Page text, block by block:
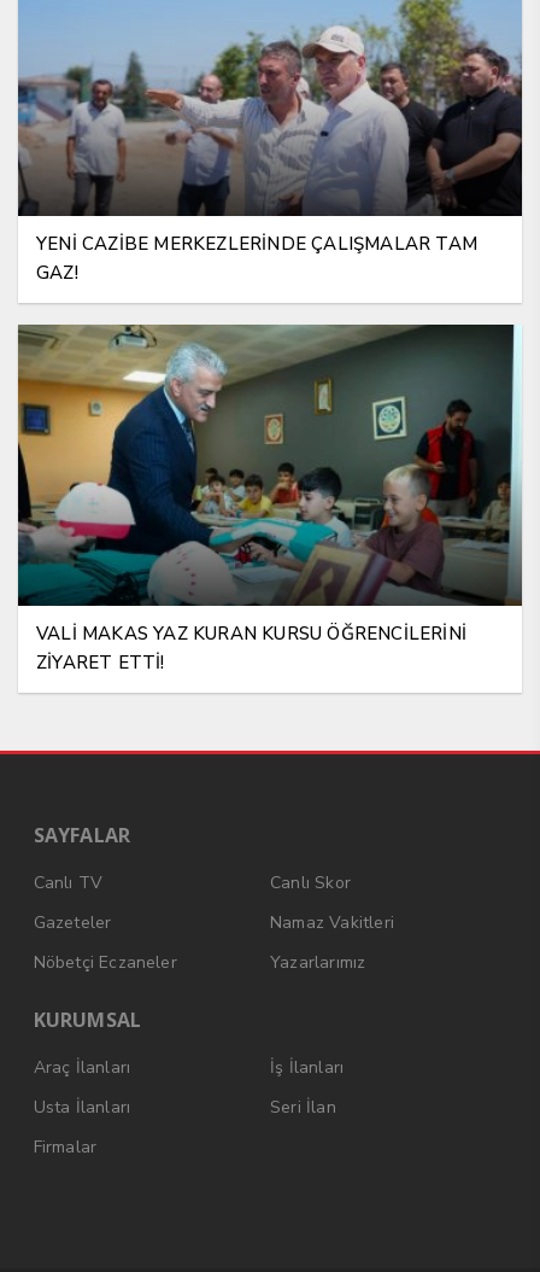
YENİ CAZİBE MERKEZLERİNDE ÇALIŞMALAR TAM
GAZ!
VALİ MAKAS YAZ KURAN KURSU ÖĞRENCİLERİNİ
ZİYARET ETTİ!
SAYFALAR
Canlı TV
Canlı Skor
Gazeteler
Namaz Vakitleri
Nöbetçi Eczaneler
Yazarlarımız
KURUMSAL
Araç İlanları
İş İlanları
Usta İlanları
Seri İlan
Firmalar